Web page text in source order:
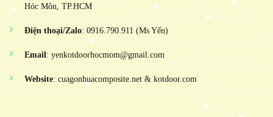
Hóc Môn, TP.HCM
Điện thoại/Zalo: 0916.790.911 (Ms Yến)
Email: yenkotdoorhocmom@gmail.com
Website: cuagonhuacomposite.net & kotdoor.com